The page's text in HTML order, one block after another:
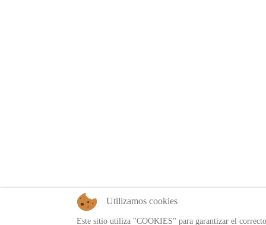
Utilizamos cookies
Este sitio utiliza "COOKIES" para garantizar el